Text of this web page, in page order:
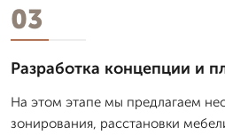
03
Разработка концепции и
На этом этапе мы предлагаем
зонирования, расстановки